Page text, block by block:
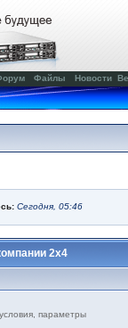
Файлы Новости
Сегодня, 05:46
2x4
параметры